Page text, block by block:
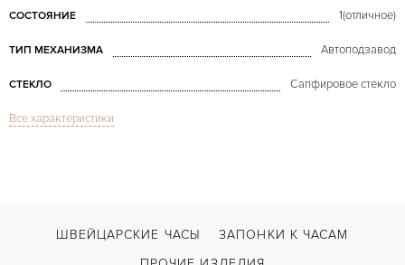
СОСТОЯНИЕ 1(отличное)
ТИП МЕХАНИЗМА Автоподзавод
СТЕКЛО Сапфировое стекло
ФУНКЦИИ
Все характеристики
ШВЕЙЦАРСКИЕ ЧАСЫ
ЗАПОНКИ К ЧАСАМ